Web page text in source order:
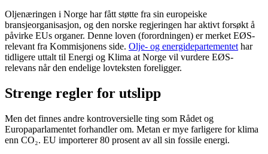
Oljenæringen i Norge har fått støtte fra sin europeiske
bransjeorganisasjon, og den norske regjeringen har aktivt forsøkt å
påvirke EUs organer. Denne loven (forordningen) er merket EØS-
relevant fra Kommisjonens side. Olje- og energidepartementet har
tidligere uttalt til Energi og Klima at Norge vil vurdere EØS-
relevans når den endelige lovteksten foreligger.
Strenge regler for utslipp
Men det finnes andre kontroversielle ting som Rådet og
Europaparlamentet forhandler om. Metan er mye farligere for klima
enn CO₂. EU importerer 80 prosent av all sin fossile energi.